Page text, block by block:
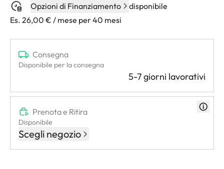
Opzioni di Finanziamento
disponibile
Es. 26,00 € / mese per 40 mesi
Consegna
Disponibile per la consegna
5-7 giorni lavorativi
Prenota e Ritira
Disponibile
Scegli negozio